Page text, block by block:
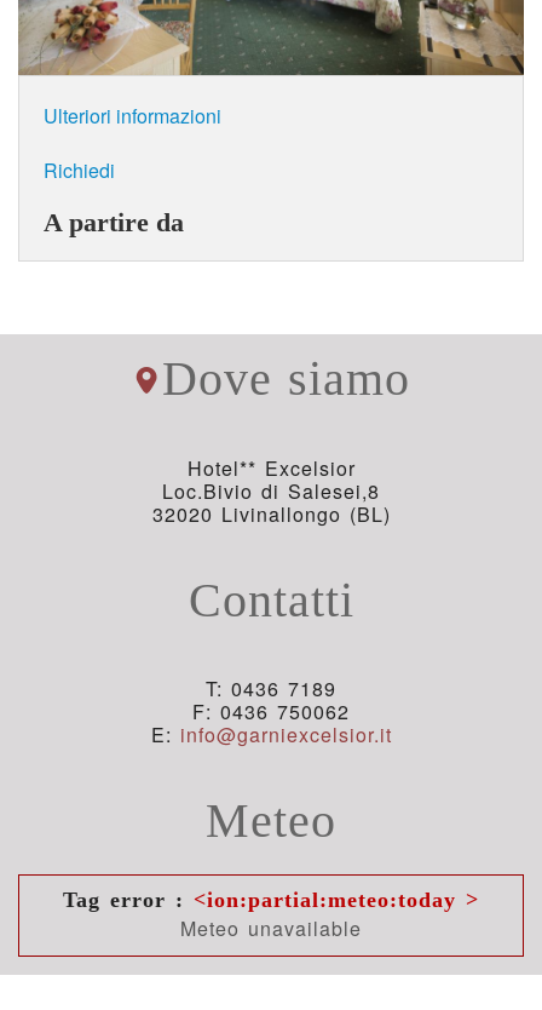
Ulteriori informazioni
Richiedi
A partire da
Dove siamo
Hotel** Excelsior
Loc.Bivio di Salesei,8
32020 Livinallongo (BL)
Contatti
T: 0436 7189
F: 0436 750062
E: info@garniexcelsior.it
Meteo
Tag error : <ion:partial:meteo:today >
Meteo unavailable